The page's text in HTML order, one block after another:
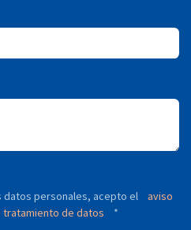
datos personales, acepto el
aviso
tratamiento de datos *